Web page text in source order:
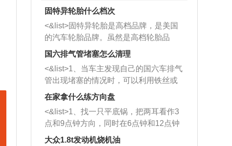
固特异轮胎什么档次
<&list>固特异轮胎是高档品牌，是美国
的汽车轮胎品牌。虽然是高档轮胎品
牌，但是中高低端的轮胎都有生产，这
也是为了更好的开拓市场。
国六排气管堵塞怎么清理
<&list>1、当车主发现自己的国六车排气
管出现堵塞的情况时，可以利用铁丝或
者是细棍，直接将杂物给取出来，如果
堵塞情况比较严重，也可以采取应急措
施。 <&list>2、直接利用木棍将所有的
杂物推到排气管里面的位置处，然后将
三元催化器拆解开，就可以将堵塞的东
在家拿什么练方向盘
<&list>1、找一只平底锅，把两耳看作3
点和9点钟方向，同时在6点钟和12点钟
方向做一个标记。 <&list>2、双手握住
大众1.8t发动机烧机油